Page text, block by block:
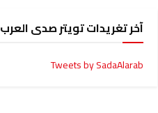
آخر تغريدات تويتر صدى العرب
Tweets by SadaAlarab